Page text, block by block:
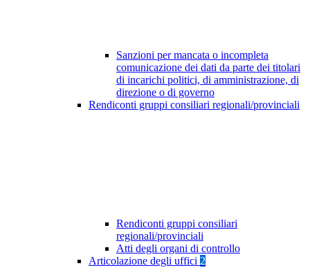
Sanzioni per mancata o incompleta
comunicazione dei dati da parte dei titolari
di incarichi politici, di amministrazione, di
direzione o di governo
Rendiconti gruppi consiliari regionali/provinciali
Rendiconti gruppi consiliari
regionali/provinciali
Atti degli organi di controllo
Articolazione degli uffici 2